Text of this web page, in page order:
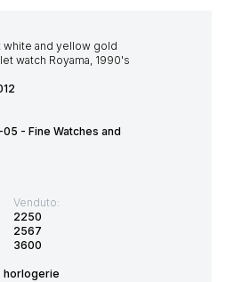
- Fine Watches and
Venduto:
2250
2567
3600
horlogerie